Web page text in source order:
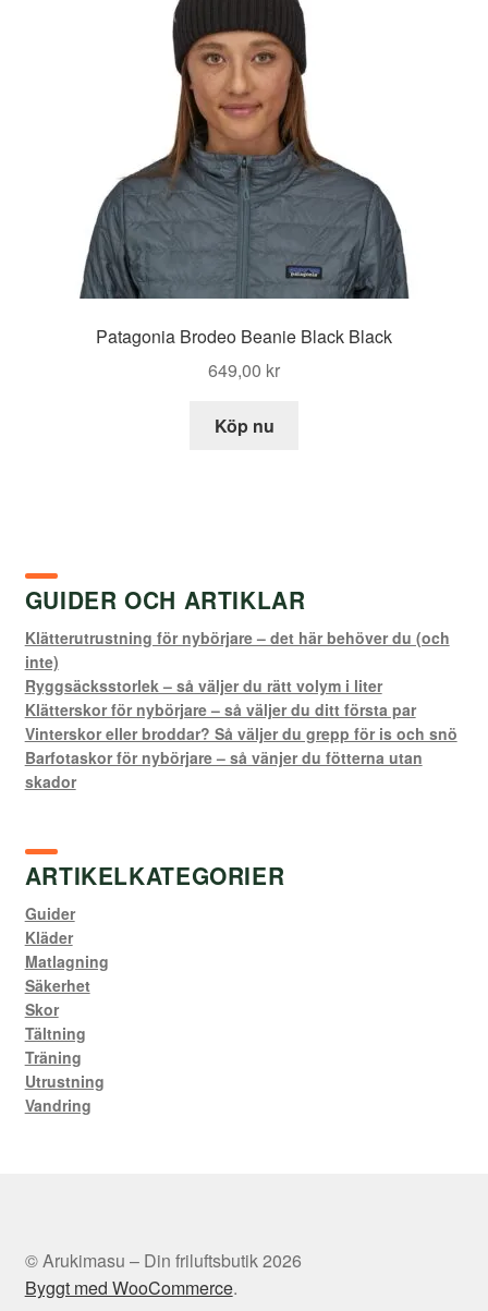
Patagonia Brodeo Beanie Black Black
649,00 kr
Köp nu
GUIDER OCH ARTIKLAR
Klätterutrustning för nybörjare – det här behöver du (och
inte)
Ryggsäcksstorlek – så väljer du rätt volym i liter
Klätterskor för nybörjare – så väljer du ditt första par
Vinterskor eller broddar? Så väljer du grepp för is och snö
Barfotaskor för nybörjare – så vänjer du fötterna utan
skador
ARTIKELKATEGORIER
Guider
Kläder
Matlagning
Säkerhet
Skor
Tältning
Träning
Utrustning
Vandring
© Arukimasu – Din friluftsbutik 2026
Byggt med WooCommerce.